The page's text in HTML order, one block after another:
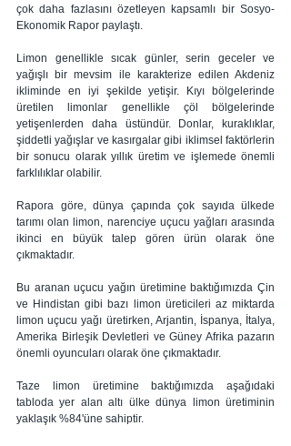
çok daha fazlasını özetleyen kapsamlı bir Sosyo-
Ekonomik Rapor paylaştı.
Limon genellikle sıcak günler, serin geceler ve
yağışlı bir mevsim ile karakterize edilen Akdeniz
ikliminde en iyi şekilde yetişir. Kıyı bölgelerinde
üretilen limonlar genellikle çöl bölgelerinde
yetişenlerden daha üstündür. Donlar, kuraklıklar,
şiddetli yağışlar ve kasırgalar gibi iklimsel faktörlerin
bir sonucu olarak yıllık üretim ve işlemede önemli
farklılıklar olabilir.
Rapora göre, dünya çapında çok sayıda ülkede
tarımı olan limon, narenciye uçucu yağları arasında
ikinci en büyük talep gören ürün olarak öne
çıkmaktadır.
Bu aranan uçucu yağın üretimine baktığımızda Çin
ve Hindistan gibi bazı limon üreticileri az miktarda
limon uçucu yağı üretirken, Arjantin, İspanya, İtalya,
Amerika Birleşik Devletleri ve Güney Afrika pazarın
önemli oyuncuları olarak öne çıkmaktadır.
Taze limon üretimine baktığımızda aşağıdaki
tabloda yer alan altı ülke dünya limon üretiminin
yaklaşık %84'üne sahiptir.